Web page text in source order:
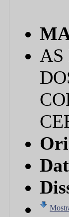
AS